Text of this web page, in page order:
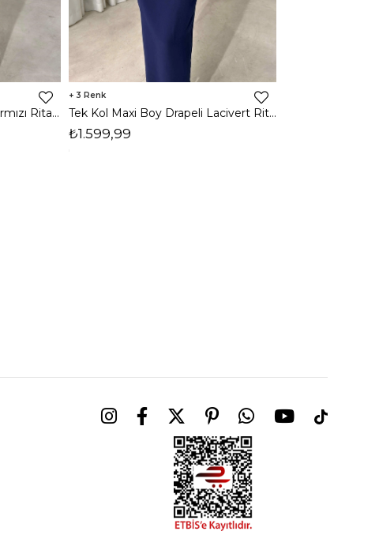
Tek Kol Maxi Boy Drapeli Kırmızı Rita Kadın Elbise 26Y473
3
Tek Kol Maxi Boy Drapeli Lacivert Rita Kadın Elbise 26Y473
₺1.599,99